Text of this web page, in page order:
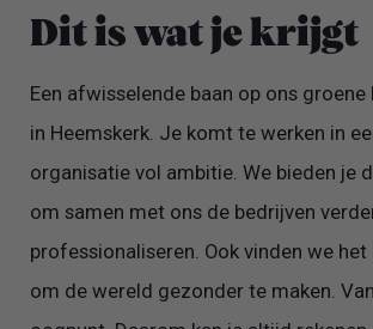
Dit is wat je krijgt
Een afwisselende baan op ons
in Heemskerk. Je komt te werken in
organisatie vol ambitie. We bieden je
om samen met ons de bedrijven
professionaliseren. Ook vinden we
om de wereld gezonder te maken.